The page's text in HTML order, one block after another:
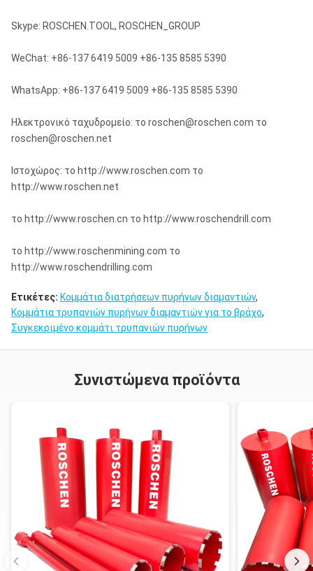
Skype: ROSCHEN.TOOL, ROSCHEN_GROUP
WeChat: +86-137 6419 5009 +86-135 8585 5390
WhatsApp: +86-137 6419 5009 +86-135 8585 5390
Ηλεκτρονικό ταχυδρομείο: το roschen@roschen.com το
roschen@roschen.net
Ιστοχώρος: το http://www.roschen.com το
http://www.roschen.net
το http://www.roschen.cn το http://www.roschendrill.com
το http://www.roschenmining.com το
http://www.roschendrilling.com
Ετικέτες: Κομμάτια διατρήσεων πυρήνων διαμαντιών,
Κομμάτια τρυπανιών πυρήνων διαμαντιών για το βράχο,
Συγκεκριμένο κομμάτι τρυπανιών πυρήνων
Συνιστώμενα προϊόντα